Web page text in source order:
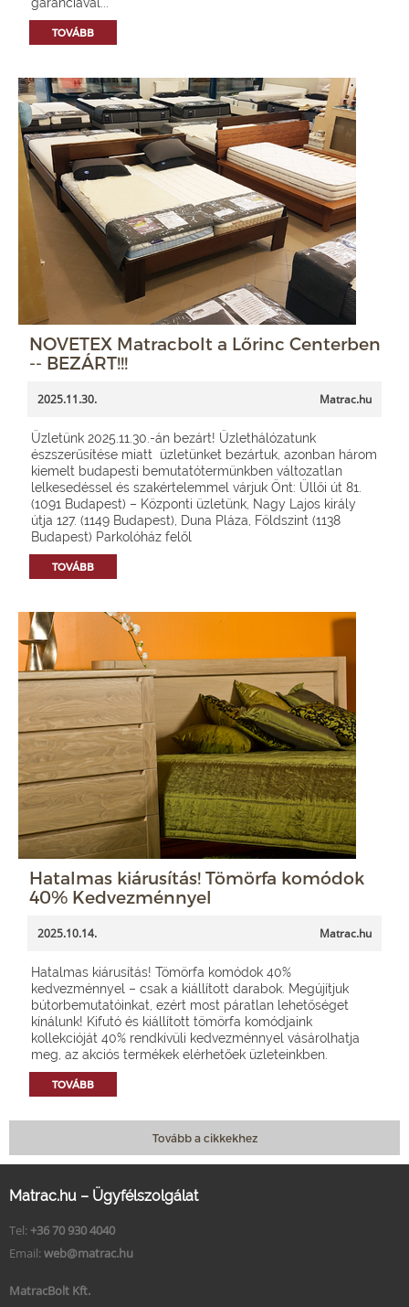
TOVÁBB
NOVETEX Matracbolt a Lőrinc Centerben
-- BEZÁRT!!!
2025.11.30. Matrac.hu
Üzletünk 2025.11.30.-án bezárt! Üzlethálózatunk
észszerűsítése miatt üzletünket bezártuk, azonban három
kiemelt budapesti bemutatótermünkben változatlan
lelkesedéssel és szakértelemmel várjuk Önt: Üllői út 81.
(1091 Budapest) – Központi üzletünk, Nagy Lajos király
útja 127. (1149 Budapest), Duna Pláza, Földszint (1138
Budapest) Parkolóház felől
TOVÁBB
Hatalmas kiárusítás! Tömörfa komódok
40% Kedvezménnyel
2025.10.14. Matrac.hu
Hatalmas kiárusítás! Tömörfa komódok 40%
kedvezménnyel – csak a kiállított darabok. Megújítjuk
bútorbemutatóinkat, ezért most páratlan lehetőséget
kínálunk! Kifutó és kiállított tömörfa komódjaink
kollekcióját 40% rendkívüli kedvezménnyel vásárolhatja
meg, az akciós termékek elérhetőek üzleteinkben.
TOVÁBB
Tovább a cikkekhez
Matrac.hu – Ügyfélszolgálat
Tel: +36 70 930 4040
Email: web@matrac.hu
MatracBolt Kft.